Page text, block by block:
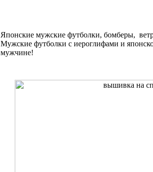
Японские мужские футболки, бомберы,
Мужские футболки с иероглифами и
мужчине!